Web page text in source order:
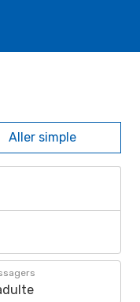
Aller simple